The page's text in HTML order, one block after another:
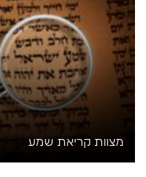
מצוות קריאת שמע